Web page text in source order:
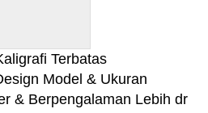
Terbatas
Model & Ukuran
& Berpengalaman Lebih dr